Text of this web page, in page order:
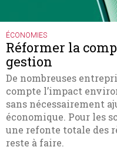
ÉCONOMIES
Réformer la
gestion
De nombreuses
compte l’impact
sans nécessairement
économique. Pour les
une refonte totale des
reste à faire.